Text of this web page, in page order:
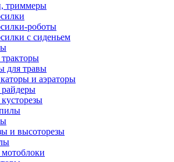
триммеры
роботы
с сиденьем
для травы
и аэраторы
и высоторезы